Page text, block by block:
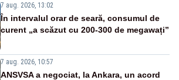
7 aug. 2026, 13:02
În intervalul orar de seară, consumul de
curent „a scăzut cu 200-300 de megawați”
7 aug. 2026, 10:57
ANSVSA a negociat, la Ankara, un acord